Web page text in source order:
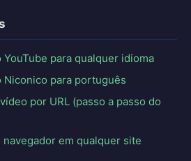
para qualquer idioma
Niconico para português
por URL (passo a passo do
navegador em qualquer site